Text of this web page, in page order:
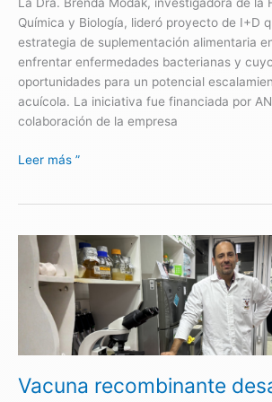
Química y Biología, lideró proyecto de I+D
estrategia de suplementación alimentaria
enfrentar enfermedades bacterianas y
oportunidades para un potencial
acuícola. La iniciativa fue financiada por
colaboración de la empresa
salmonicultura
Leer más ”
Vacuna recombinante
Vacuna
recombinante
desarrollada
para
combatir
peces